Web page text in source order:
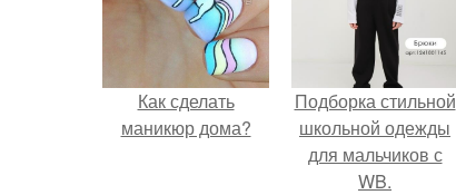
Как сделать
маникюр дома?
Подборка стильной
школьной одежды
для мальчиков с
WB.